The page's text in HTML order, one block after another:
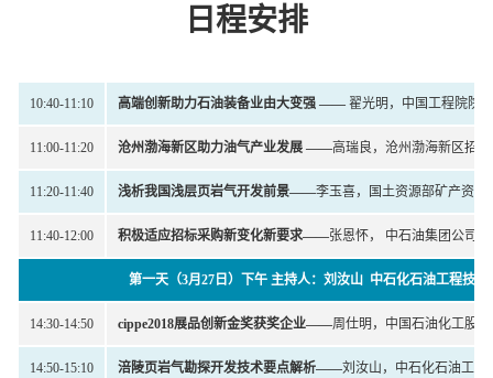
日程安排
10:40-11:10 高端创新助力石油装备业由大变强 —— 翟光明，中国工程院院士
11:00-11:20 沧州渤海新区助力油气产业发展 ——高瑞良，沧州渤海新区招
11:20-11:40 浅析我国浅层页岩气开发前景——李玉喜，国土资源部矿产资源
11:40-12:00 积极适应招标采购新变化新要求——张恩怀， 中石油集团公司
第一天（3月27日）下午 主持人：刘汝山 中石化石油工程技
14:30-14:50 cippe2018展品创新金奖获奖企业——周仕明，中国石油化工股
14:50-15:10 涪陵页岩气勘探开发技术要点解析——刘汝山，中石化石油工